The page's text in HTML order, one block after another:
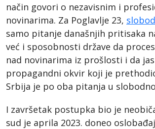
način govori o nezavisnim i
novinarima. Za Poglavlje 23,
samo pitanje današnjih pritisaka
već i sposobnosti države da
nad novinarima iz prošlosti i da
propagandni okvir koji je
Srbija je po oba pitanja u
I završetak postupka bio je
sud je aprila 2023. doneo